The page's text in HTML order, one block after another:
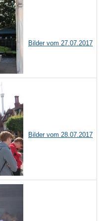
Bilder vom 27.07.2017
Bilder vom 28.07.2017